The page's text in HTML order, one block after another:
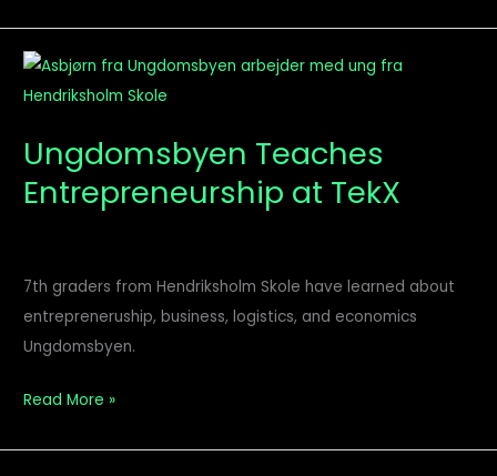
Ungdomsbyen Teaches
Entrepreneurship at TekX
7th graders from Hendriksholm Skole have learned about
entrepreneruship, business, logistics, and economics
Ungdomsbyen.
Ungdomsbyen
Teaches
at
TekX
Read More »